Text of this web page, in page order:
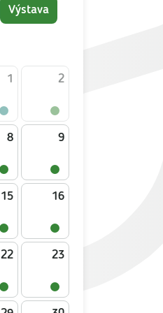
Výstava
1 2
8 9
15 16
22 23